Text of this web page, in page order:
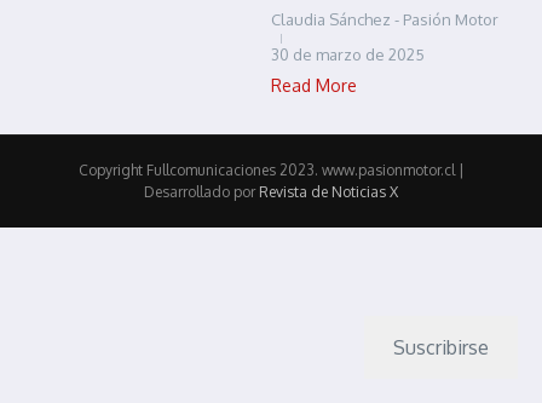
Claudia Sánchez - Pasión Motor
30 de marzo de 2025
Read More
Copyright Fullcomunicaciones 2023. www.pasionmotor.cl |
Desarrollado por Revista de Noticias X
Suscribirse